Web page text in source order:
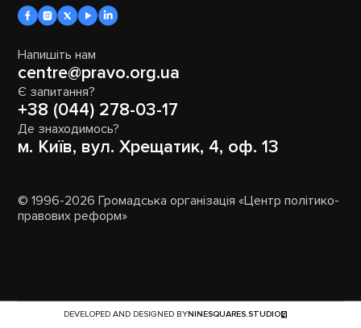
Напишіть нам
centre@pravo.org.ua
Є запитання?
+38 (044) 278-03-17
Де знаходимось?
м. Київ, вул. Хрещатик, 4, оф. 13
© 1996-2026 Громадська організація «Центр політико-
правових реформ»
DEVELOPED AND DESIGNED BYNINESQUARES.STUDIO